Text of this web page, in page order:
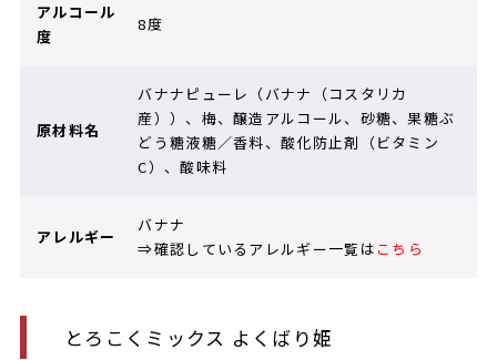
アルコール
度
8度
原材料名
バナナピューレ（バナナ（コスタリカ
産））、梅、醸造アルコール、砂糖、果糖ぶ
どう糖液糖／香料、酸化防止剤（ビタミン
C）、酸味料
アレルギー
バナナ
⇒確認しているアレルギー一覧は こちら
とろこくミックス よくばり姫